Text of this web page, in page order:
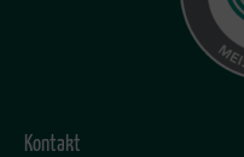
Kontakt